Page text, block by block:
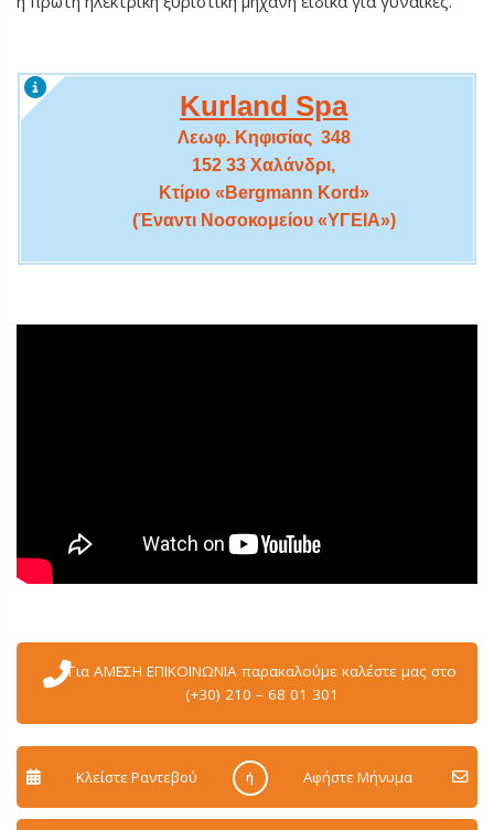
Kurland Spa
Λεωφ. Κηφισίας 348
152 33 Χαλάνδρι,
Κτίριο «Bergmann Kord»
(Έναντι Νοσοκομείου «ΥΓΕΙΑ»)
Για ΑΜΕΣΗ ΕΠΙΚΟΙΝΩΝΙΑ παρακαλούμε καλέστε μας στο
(+30) 210 – 68 01 301
Κλείστε Ραντεβού ή Aφήστε Μήνυμα